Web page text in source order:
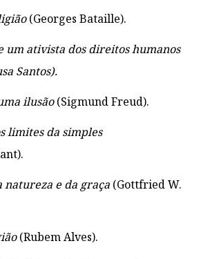
(Georges Bataille).
um ativista dos direitos humanos
Santos).
ilusão(Sigmund Freud).
limites da simples
natureza e da graça (Gottfried W.
(Rubem Alves).